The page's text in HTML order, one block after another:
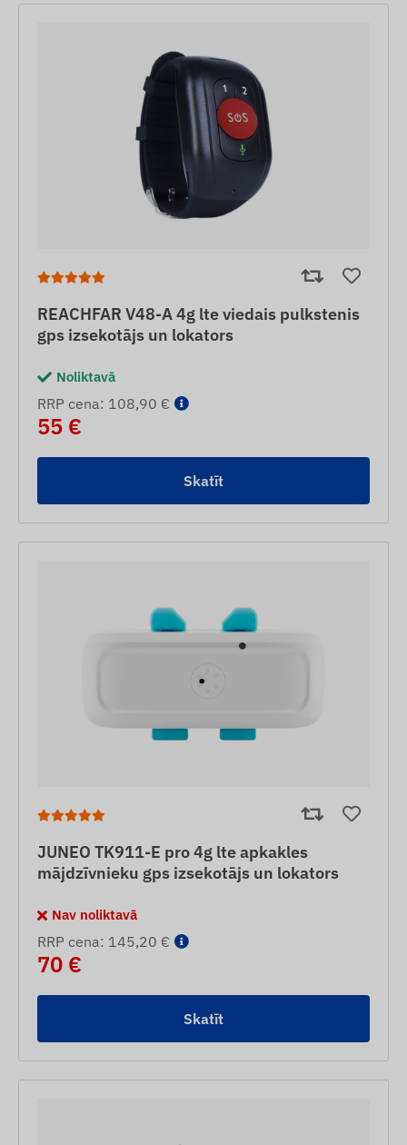
REACHFAR V48-A 4g lte viedais pulkstenis
gps izsekotājs un lokators
Noliktavā
RRP cena: 108,90 €
55 €
Skatīt
JUNEO TK911-E pro 4g lte apkakles
mājdzīvnieku gps izsekotājs un lokators
Nav noliktavā
RRP cena: 145,20 €
70 €
Skatīt